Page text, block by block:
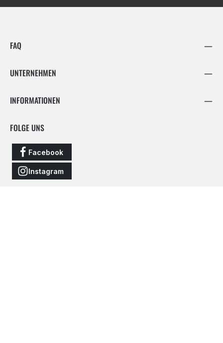
FAQ
UNTERNEHMEN
INFORMATIONEN
FOLGE UNS
Facebook
Instagram